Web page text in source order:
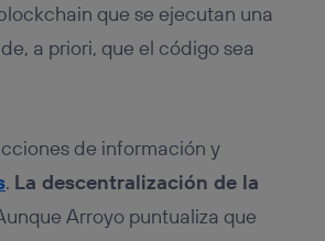
que se ejecutan una
a priori, que el código sea
de información y
. La descentralización de la
Arroyo puntualiza que